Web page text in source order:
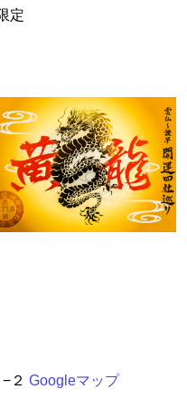
定
２ Googleマップ